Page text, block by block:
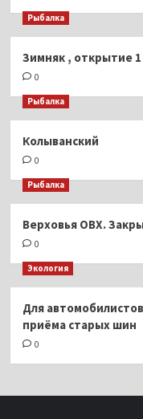
Рыбалка
Зимняк , открытие
0
Рыбалка
Колыванский
0
Рыбалка
Верховья ОВХ.
0
Экология
Для
приёма старых шин
0